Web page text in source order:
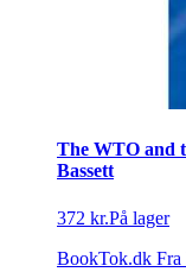
The WTO and
Bassett
372 kr.På lager
BookTok.dk Fra